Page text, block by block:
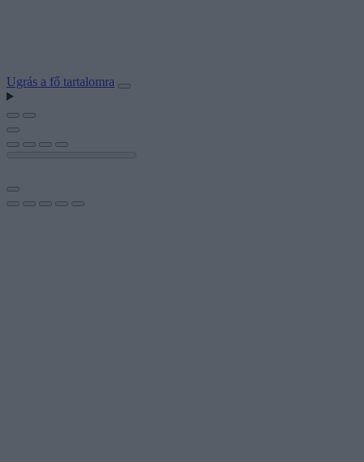
Ugrás a fő tartalomra